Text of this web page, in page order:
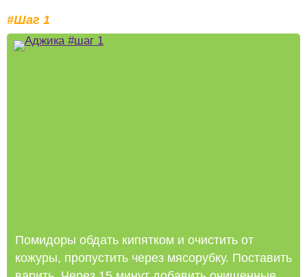
#Шаг 1
Помидоры обдать кипятком и очистить от
кожуры, пропустить через мясорубку. Поставить